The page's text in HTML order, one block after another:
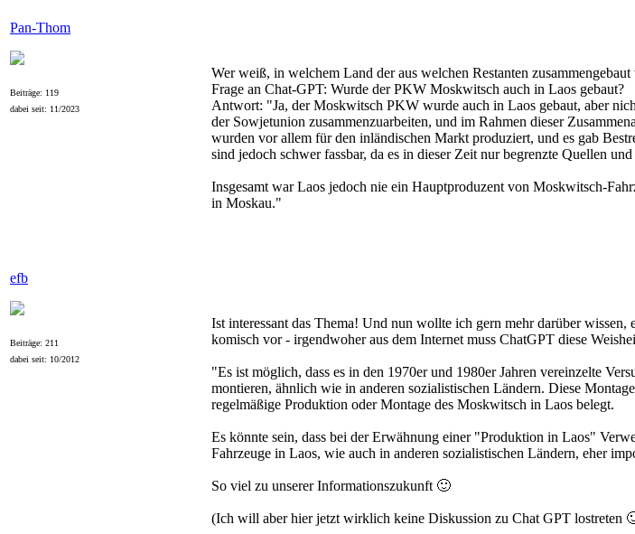
Pan-Thom
Beiträge: 119
dabei seit: 11/2023
Wer weiß, in welchem Land der aus welchen Restanten zusammengebaut
Frage an Chat-GPT: Wurde der PKW Moskwitsch auch in Laos gebaut?
Antwort: "Ja, der Moskwitsch PKW wurde auch in Laos gebaut, aber
der Sowjetunion zusammenzuarbeiten, und im Rahmen dieser
wurden vor allem für den inländischen Markt produziert, und es gab
sind jedoch schwer fassbar, da es in dieser Zeit nur begrenzte Quellen
Insgesamt war Laos jedoch nie ein Hauptproduzent von Moskwitsch-
in Moskau."
efb
Beiträge: 211
dabei seit: 10/2012
Ist interessant das Thema! Und nun wollte ich gern mehr darüber
komisch vor - irgendwoher aus dem Internet muss ChatGPT diese
"Es ist möglich, dass es in den 1970er und 1980er Jahren vereinzelte
montieren, ähnlich wie in anderen sozialistischen Ländern. Diese
regelmäßige Produktion oder Montage des Moskwitsch in Laos belegt.
Es könnte sein, dass bei der Erwähnung einer "Produktion in Laos"
Fahrzeuge in Laos, wie auch in anderen sozialistischen Ländern, eher
So viel zu unserer Informationszukunft 🙂
(Ich will aber hier jetzt wirklich keine Diskussion zu Chat GPT lostreten